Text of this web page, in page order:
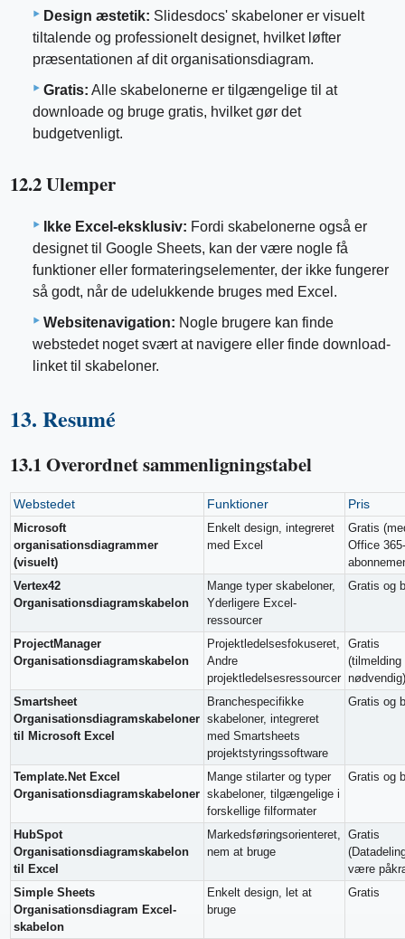
Design æstetik: Slidesdocs' skabeloner er visuelt
tiltalende og professionelt designet, hvilket løfter
præsentationen af ​​dit organisationsdiagram.
Gratis: Alle skabelonerne er tilgængelige til at
downloade og bruge gratis, hvilket gør det
budgetvenligt.
12.2 Ulemper
Ikke Excel-eksklusiv: Fordi skabelonerne også er
designet til Google Sheets, kan der være nogle få
funktioner eller formateringselementer, der ikke fungerer
så godt, når de udelukkende bruges med Excel.
Websitenavigation: Nogle brugere kan finde
webstedet noget svært at navigere eller finde download-
linket til skabeloner.
13. Resumé
13.1 Overordnet sammenligningstabel
Webstedet Funktioner Pris
Microsoft
organisationsdiagrammer
(visuelt)
Enkelt design, integreret
med Excel
Gratis
Office
Vertex42
Organisationsdiagramskabelon
Mange typer skabeloner,
Yderligere Excel-
ressourcer
Gratis og
ProjectManager
Organisationsdiagramskabelon
Projektledelsesfokuseret,
Andre
projektledelsesressourcer
Gratis
(tilmelding
Smartsheet
Organisationsdiagramskabeloner
til Microsoft Excel
Branchespecifikke
skabeloner, integreret
med Smartsheets
projektstyringssoftware
Gratis og
Template.Net Excel
Organisationsdiagramskabeloner
Mange stilarter og typer
skabeloner, tilgængelige i
forskellige filformater
Gratis og
HubSpot
Organisationsdiagramskabelon
til Excel
Markedsføringsorienteret,
nem at bruge
Gratis
være
Simple Sheets
Organisationsdiagram Excel-
skabelon
Enkelt design, let at
bruge
Gratis